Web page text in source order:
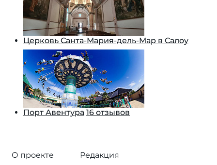
Церковь Санта-Мария-дель-Мар в Салоу
Порт Авентура 16 отзывов
О проекте
Редакция